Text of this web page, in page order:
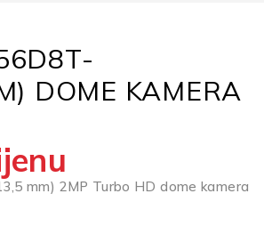
DOME KAMERA
mm) 2MP Turbo HD dome kamera